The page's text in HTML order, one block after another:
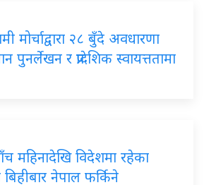
मोर्चाद्वारा २८ बुँदे अवधारणा
पुनर्लेखन र प्रादेशिक स्वायत्ततामा
महिनादेखि विदेशमा रहेका
बिहीबार नेपाल फर्किने